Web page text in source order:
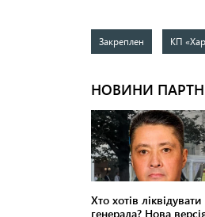
Закреплен КП